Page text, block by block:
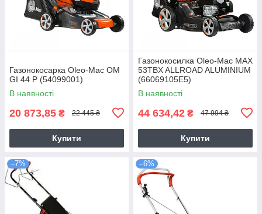
Газонокосарка Oleo-Mac OM
GI 44 P (54099001)
В наявності
20 873,85 ₴ 22 445 ₴
Купити
Газонокосилка Оlео-Маc MAX
53TBX ALLROAD ALUMINIUM
(66069105E5)
В наявності
44 634,42 ₴ 47 994 ₴
Купити
–7% –6%